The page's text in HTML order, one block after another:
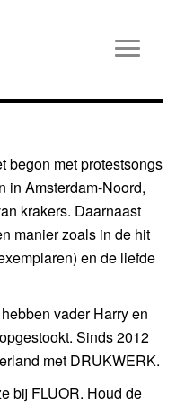
begon met protestsongs
in Amsterdam-Noord,
krakers. Daarnaast
manier zoals in de hit
en de liefde
vader Harry en
Sinds 2012
met DRUKWERK.
bij FLUOR. Houd de